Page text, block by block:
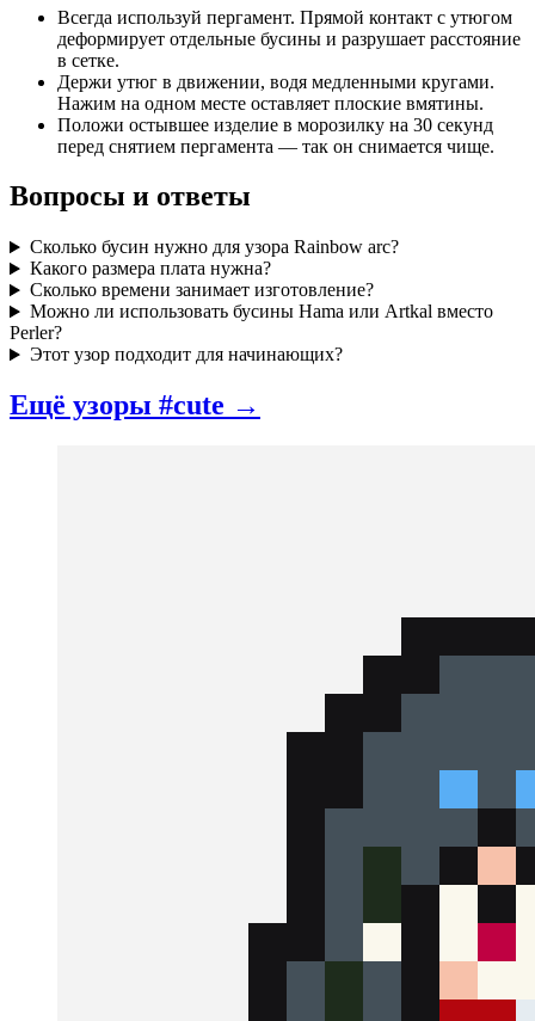
Всегда используй пергамент. Прямой контакт с утюгом
деформирует отдельные бусины и разрушает расстояние
в сетке.
Держи утюг в движении, водя медленными кругами.
Нажим на одном месте оставляет плоские вмятины.
Положи остывшее изделие в морозилку на 30 секунд
перед снятием пергамента — так он снимается чище.
Вопросы и ответы
Сколько бусин нужно для узора Rainbow arc?
Какого размера плата нужна?
Сколько времени занимает изготовление?
Можно ли использовать бусины Hama или Artkal вместо
Perler?
Этот узор подходит для начинающих?
Ещё узоры #cute →